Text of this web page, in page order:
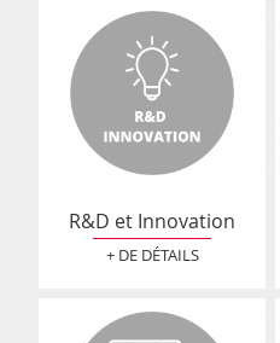
R&D et Innovation
+ DE DÉTAILS